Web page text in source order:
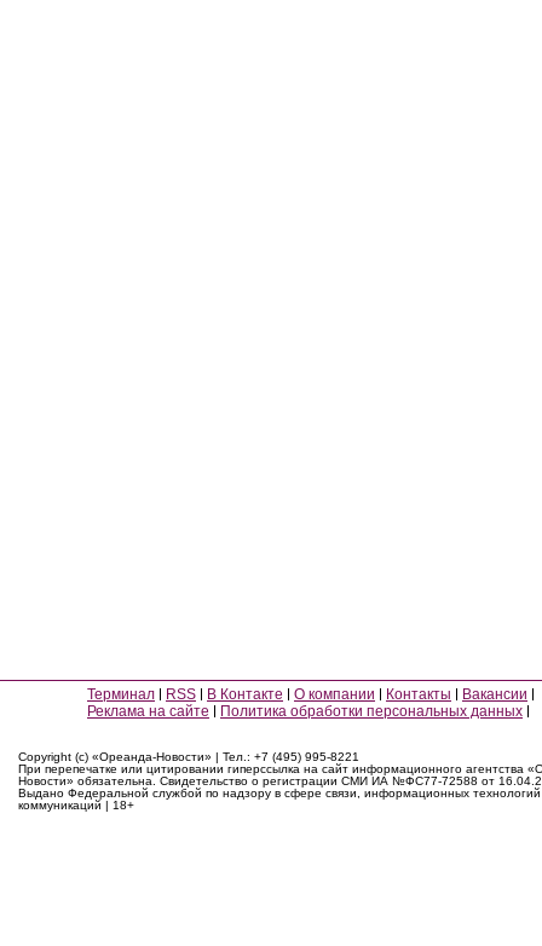
Терминал RSS В Контакте О компании Контакты
Вакансии
Реклама на сайте
Политика обработки персональных данных
Copyright (c) «Ореанда-Новости» | Тел.: +7 (495) 995-8221
При перепечатке или цитировании гиперссылка на сайт информационного агентства
Новости» обязательна. Свидетельство о регистрации СМИ ИА №ФС77-72588 от
Выдано Федеральной службой по надзору в сфере связи, информационных
коммуникаций | 18+